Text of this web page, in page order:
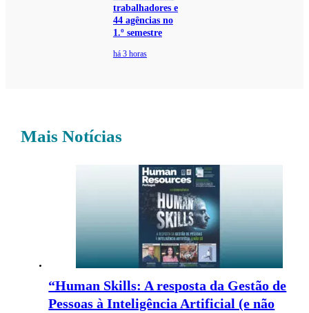
trabalhadores e
44 agências no
1.º semestre
há 3 horas
Mais Notícias
“Human Skills: A resposta da Gestão de
Pessoas à Inteligência Artificial (e não